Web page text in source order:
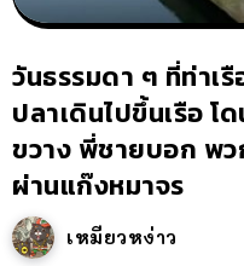
วันธรรมดา ๆ ที่ท่าเ
ปลาเดินไปขึ้นเรือ โ
ขวาง พี่ชายบอก พว
ผ่านแก๊งหมาจร
เหมียวหง่าว